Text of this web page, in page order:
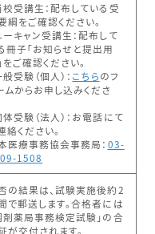
校受講生：配布している受
綱をご確認ください。
ーキャン受講生：配布して
冊子「お知らせと提出用
をご確認ください。
般受験（個人）： こちらのフ
ムからお申し込みくださ
体受験（法人）：お電話にて
絡ください。
医療事務協会事務局： 03-
1508
の結果は、試験実施後約2
で郵送します。合格者には
剤薬局事務検定試験｣の合
が交付されます。